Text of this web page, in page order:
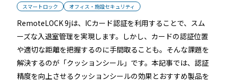
スマートロック オフィス・施設セキュリティ
RemoteLOCK 9jは、ICカード認証を利用することで、スム
ーズな入退室管理を実現します。しかし、カードの認証位置
や適切な距離を把握するのに手間取ることも。そんな課題を
解決するのが「クッションシール」です。本記事では、認証
精度を向上させるクッションシールの効果とおすすめ製品を
セミナー